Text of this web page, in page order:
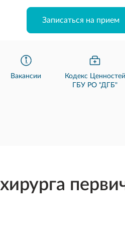
Вакансии
Кодекс Ценностей
ГБУ РО "ДГБ"
Записаться на прием